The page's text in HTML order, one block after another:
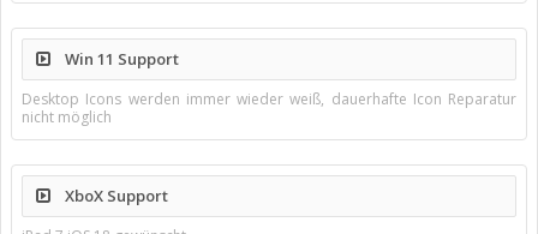
Win 11 Support
Desktop Icons werden immer wieder weiß, dauerhafte Icon Reparatur
nicht möglich
XboX Support